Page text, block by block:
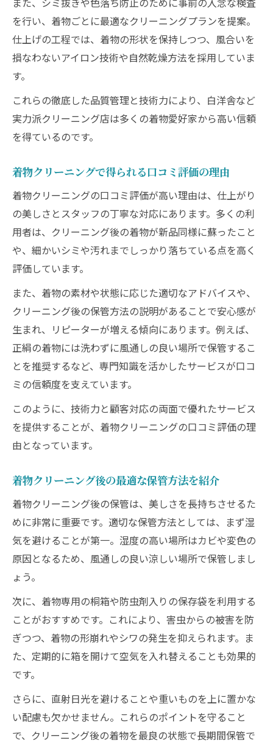
を行い、着物ごとに最適なクリーニングプランを提案。
仕上げの工程では、着物の形状を保持しつつ、風合いを
損なわないアイロン技術や自然乾燥方法を採用していま
す。
これらの徹底した品質管理と技術力により、白洋舎など
実力派クリーニング店は多くの着物愛好家から高い信頼
を得ているのです。
着物クリーニングで得られる口コミ評価の理由
着物クリーニングの口コミ評価が高い理由は、仕上がり
の美しさとスタッフの丁寧な対応にあります。多くの利
用者は、クリーニング後の着物が新品同様に蘇ったこと
や、細かいシミや汚れまでしっかり落ちている点を高く
評価しています。
また、着物の素材や状態に応じた適切なアドバイスや、
クリーニング後の保管方法の説明があることで安心感が
生まれ、リピーターが増える傾向にあります。例えば、
正絹の着物には洗わずに風通しの良い場所で保管するこ
とを推奨するなど、専門知識を活かしたサービスが口コ
ミの信頼度を支えています。
このように、技術力と顧客対応の両面で優れたサービス
を提供することが、着物クリーニングの口コミ評価の理
由となっています。
着物クリーニング後の最適な保管方法を紹介
着物クリーニング後の保管は、美しさを長持ちさせるた
めに非常に重要です。適切な保管方法としては、まず湿
気を避けることが第一。湿度の高い場所はカビや変色の
原因となるため、風通しの良い涼しい場所で保管しまし
ょう。
次に、着物専用の桐箱や防虫剤入りの保存袋を利用する
ことがおすすめです。これにより、害虫からの被害を防
ぎつつ、着物の形崩れやシワの発生を抑えられます。ま
た、定期的に箱を開けて空気を入れ替えることも効果的
です。
さらに、直射日光を避けることや重いものを上に置かな
い配慮も欠かせません。これらのポイントを守ること
で、クリーニング後の着物を最良の状態で長期間保管で